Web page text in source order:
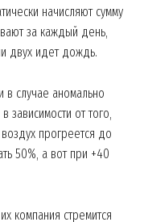
начисляют сумму
за каждый день,
двух идет дождь.
в случае аномально
зависимости от того,
прогреется до
50%, а вот при +40
компания стремится